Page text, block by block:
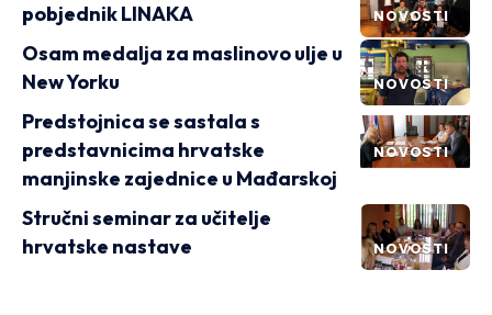
NOVOSTI
pobjednik LINAKA
NOVOSTI
Osam medalja za maslinovo ulje u
New Yorku
NOVOSTI
Predstojnica se sastala s
predstavnicima hrvatske
manjinske zajednice u Mađarskoj
NOVOSTI
Stručni seminar za učitelje
hrvatske nastave